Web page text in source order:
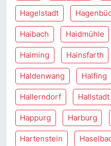
Hagelstadt
Haibach Haidmühle
Haiming Hainsfarth
Haldenwang Halfing
Hallerndorf Hallstadt
Happurg Harburg
Hartenstein